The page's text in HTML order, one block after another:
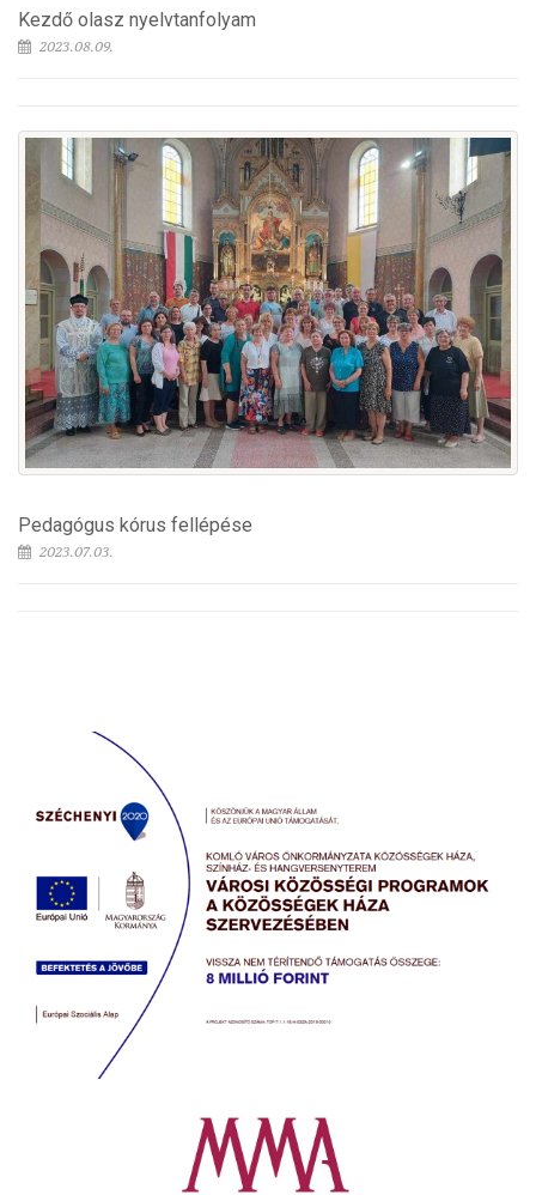
Kezdő olasz nyelvtanfolyam
2023.08.09.
Pedagógus kórus fellépése
2023.07.03.